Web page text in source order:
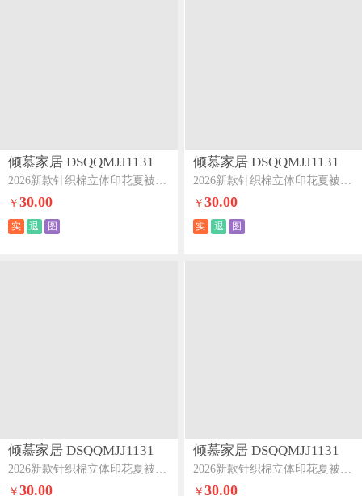
倾慕家居 DSQQMJJ1131
2026新款针织棉立体印花夏被XB立体小恐龙
￥30.00
实 退 图
倾慕家居 DSQQMJJ1131
2026新款针织棉立体印花夏被XB立体动物园
￥ 30.00
实 退 图
倾慕家居 DSQQMJJ1131
2026新款针织棉立体印花夏被XB立体小熊猫
￥30.00
倾慕家居 DSQQMJJ1131
2026新款针织棉立体印花夏被XB立体爱心熊
￥ 30.00